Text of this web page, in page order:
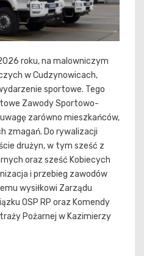
roku, na malowniczym
w Cudzynowicach,
sportowe. Tego
Zawody Sportowo-
zarówno mieszkańców,
zmagań. Do rywalizacji
drużyn, w tym sześć z
oraz sześć Kobiecych
i przebieg zawodów
wysiłkowi Zarządu
OSP RP oraz Komendy
Pożarnej w Kazimierzy